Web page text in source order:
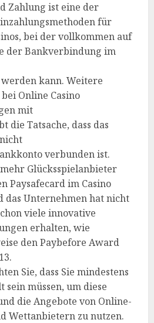
Zahlung ist eine der
für
bei der vollkommen auf
der Bankverbindung im
kann. Weitere
Online Casino
mit
die Tatsache, dass das
verbunden ist.
Glücksspielanbieter
Paysafecard im Casino
das Unternehmen hat nicht
viele innovative
erhalten, wie
den Paybefore Award
Sie, dass Sie mindestens
sein müssen, um diese
die Angebote von Online-
Wettanbietern zu nutzen.